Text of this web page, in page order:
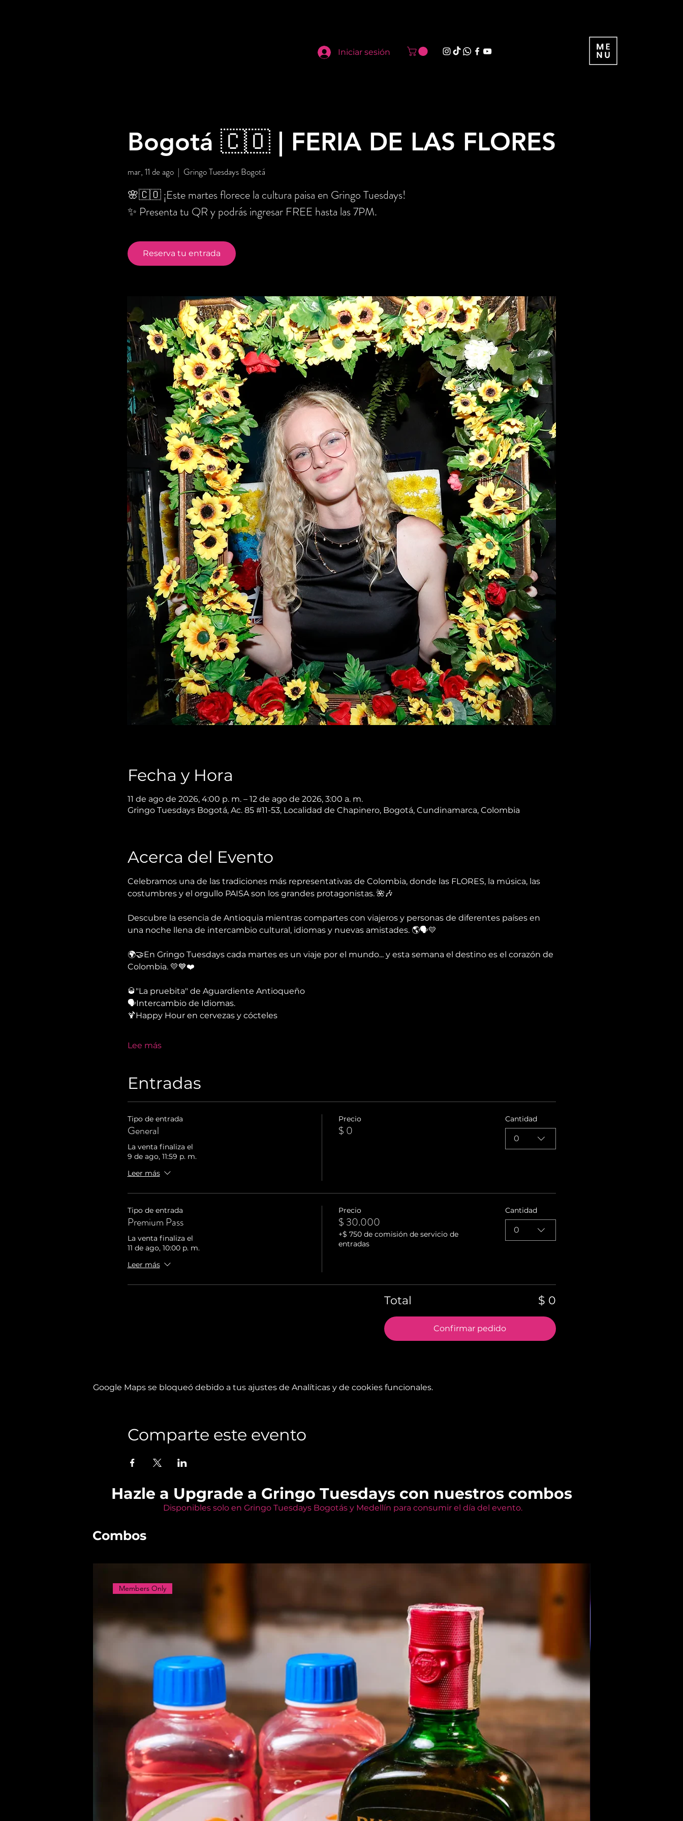
Iniciar sesión
Bogotá 🇨🇴 | FERIA DE LAS FLORES
mar, 11 de ago
  |
Gringo Tuesdays Bogotá
🌸🇨🇴 ¡Este martes florece la cultura paisa en Gringo Tuesdays!
✨ Presenta tu QR y podrás ingresar FREE hasta las 7PM.
Reserva tu entrada
Fecha y Hora
11 de ago de 2026, 4:00 p. m. – 12 de ago de 2026, 3:00 a. m.
Gringo Tuesdays Bogotá, Ac. 85 #11-53, Localidad de Chapinero, Bogotá, Cundinamarca, Colombia
Acerca del Evento
Celebramos una de las tradiciones más representativas de Colombia, donde las FLORES, la música, las
costumbres y el orgullo PAISA son los grandes protagonistas. 🌺🎶
Descubre la esencia de Antioquia mientras compartes con viajeros y personas de diferentes países en
una noche llena de intercambio cultural, idiomas y nuevas amistades. 🌎🗣️💛
🌍🤝En Gringo Tuesdays cada martes es un viaje por el mundo... y esta semana el destino es el corazón de
Colombia. 💛💙❤️
🥃"La pruebita" de Aguardiente Antioqueño
🗣Intercambio de Idiomas.
🍹Happy Hour en cervezas y cócteles
Lee más
Entradas
Tipo de entrada
General
La venta finaliza el
9 de ago, 11:59 p. m.
Leer más
Precio
$ 0
Cantidad
0
Tipo de entrada
Premium Pass
La venta finaliza el
11 de ago, 10:00 p. m.
Leer más
Precio
$ 30.000
+$ 750 de comisión de servicio de
entradas
Cantidad
0
Total $ 0
Confirmar pedido
Google Maps se bloqueó debido a tus ajustes de Analíticas y de cookies funcionales.
Comparte este evento
Hazle a Upgrade a Gringo Tuesdays con nuestros combos
Disponibles solo en Gringo Tuesdays Bogotás y Medellín para consumir el día del evento.
Combos
Members Only